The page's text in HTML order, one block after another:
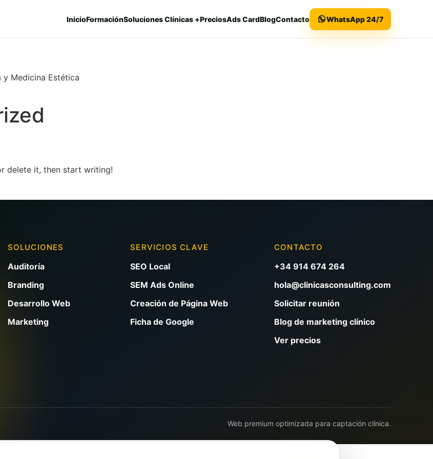
InicioFormaciónSoluciones Clínicas +PreciosAds CardBlogContacto WhatsApp 24/7
y Medicina Estética
delete it, then start writing!
SOLUCIONES
Auditoría
Branding
Desarrollo Web
Marketing
SERVICIOS CLAVE
SEO Local
SEM Ads Online
Creación de Página Web
Ficha de Google
CONTACTO
+34 914 674 264
hola@clinicasconsulting.com
Solicitar reunión
Blog de marketing clínico
Ver precios
Web premium optimizada para captación clínica.